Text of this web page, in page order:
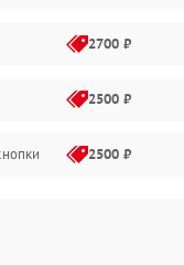
2700 ₽
2500 ₽
2500 ₽